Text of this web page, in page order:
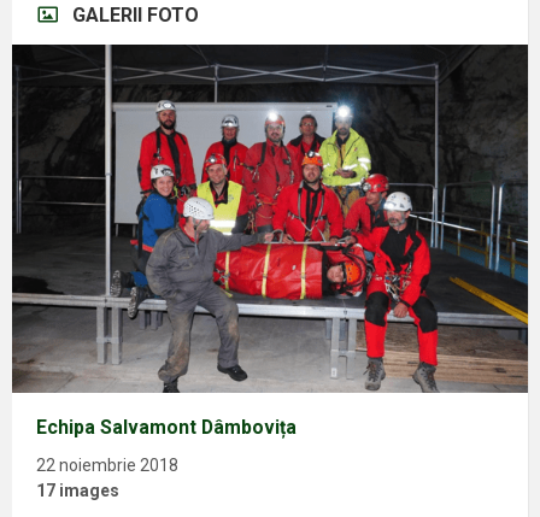
GALERII FOTO
Echipa Salvamont Dâmbovița
22 noiembrie 2018
17 images